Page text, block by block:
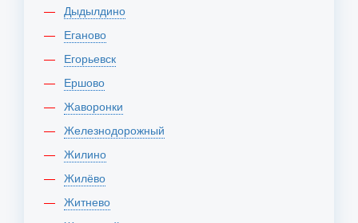
Дыдылдино
Еганово
Егорьевск
Ершово
Жаворонки
Железнодорожный
Жилино
Жилёво
Житнево